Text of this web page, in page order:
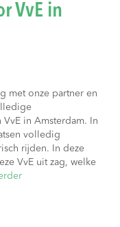
VvE in
met onze partner en
in Amsterdam. In
volledig
rijden. In deze
VvE uit zag, welke